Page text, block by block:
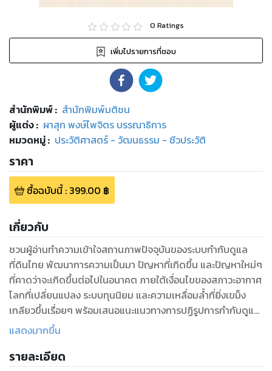
0 Ratings
เพิ่มไปรายการที่ชอบ
สำนักพิมพ์: สำนักพิมพ์มติชน
ผู้แต่ง : ผาสุก พงษ์ไพจิตร บรรณาธิการ
หมวดหมู่: ประวัติศาสตร์ - วัฒนธรรม - ชีวประวัติ
ราคา
ซื้อฉบับนี้: 399.00 ฿
เกี่ยวกับ
ชวนผู้อ่านทำความเข้าใจสถานภาพปัจจุบันของระบบกำกับดูแล
ที่ดินไทย พัฒนาการความเป็นมา ปัญหาที่เกิดขึ้น และปัญหาใหม่ๆ
ที่คาดว่าจะเกิดขึ้นต่อไปในอนาคต ภายใต้เงื่อนไขของสภาวะอากาศ
โลกที่เปลี่ยนแปลง ระบบทุนนิยม และความเหลื่อมล้ำที่ยิ่งเขม็ง
เกลียวขึ้นเรื่อยๆ พร้อมเสนอแนะแนวทางการปฏิรูปการกำกับดูแล
ที่ดินของไทยสู่อนาคต จากงานวิจัยของ 15 นักวิชาการ
แสดงมากขึ้น
รายละเอียด